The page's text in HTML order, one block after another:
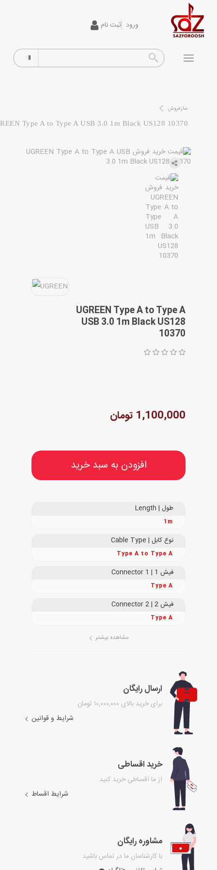
ورود ثبت نام
سیم گیتار
پیانو و کیبورد
تجهیزات استودیویی
دی جی
ساز و ادوات موسیقی
محصولات کارکرده
مقاله ها
سازفروش
Type A to Type A USB 3.0 1m Black US128 10370
UGREEN Type A to Type A
USB 3.0 1m Black US128
10370
1,100,000 تومان
افزودن به سبد خرید
طول | Length
1m
نوع کابل | Cable Type
Type A to Type A
فیش 1 | Connector 1
Type A
فیش 2 | Connector 2
Type A
مشاهده بیشتر
ارسال رایگان
برای خرید بالای ۱۰,۰۰۰,۰۰۰ تومان
شرایط و قوانین
خرید اقساطی
از ما اقساطی خرید کنید
شرایط اقساط
مشاوره رایگان
با کارشناسان ما در تماس باشید